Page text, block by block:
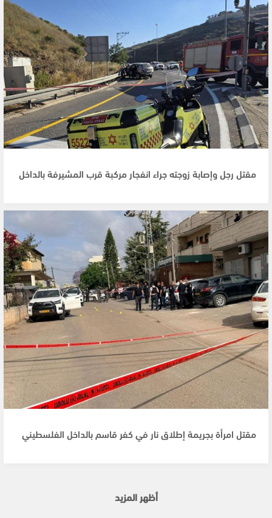
مقتل رجل وإصابة زوجته جراء انفجار مركبة قرب المشيرفة بالداخل
مقتل امرأة بجريمة إطلاق نار في كفر قاسم بالداخل الفلسطيني
أظهر المزيد